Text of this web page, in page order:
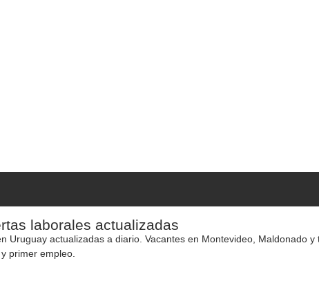
laborales actualizadas
Uruguay actualizadas a diario. Vacantes en Montevideo, Maldonado
primer empleo.